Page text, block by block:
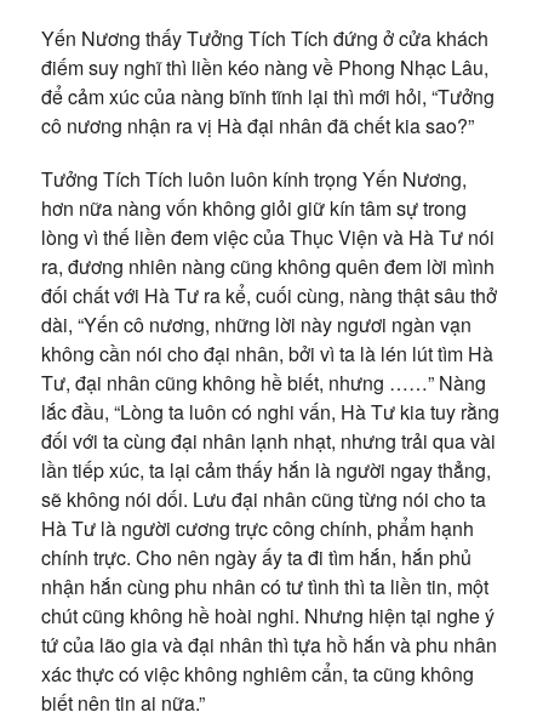
Yến Nương thấy Tưởng Tích Tích đứng ở cửa khách
điếm suy nghĩ thì liền kéo nàng về Phong Nhạc Lâu,
để cảm xúc của nàng bĩnh tĩnh lại thì mới hỏi, “Tưởng
cô nương nhận ra vị Hà đại nhân đã chết kia sao?”
Tưởng Tích Tích luôn luôn kính trọng Yến Nương,
hơn nữa nàng vốn không giỏi giữ kín tâm sự trong
lòng vì thế liền đem việc của Thục Viện và Hà Tư nói
ra, đương nhiên nàng cũng không quên đem lời mình
đối chất với Hà Tư ra kể, cuối cùng, nàng thật sâu thở
dài, “Yến cô nương, những lời này ngươi ngàn vạn
không cần nói cho đại nhân, bởi vì ta là lén lút tìm Hà
Tư, đại nhân cũng không hề biết, nhưng ……” Nàng
lắc đầu, “Lòng ta luôn có nghi vấn, Hà Tư kia tuy rằng
đối với ta cùng đại nhân lạnh nhạt, nhưng trải qua vài
lần tiếp xúc, ta lại cảm thấy hắn là người ngay thẳng,
sẽ không nói dối. Lưu đại nhân cũng từng nói cho ta
Hà Tư là người cương trực công chính, phẩm hạnh
chính trực. Cho nên ngày ấy ta đi tìm hắn, hắn phủ
nhận hắn cùng phu nhân có tư tình thì ta liền tin, một
chút cũng không hề hoài nghi. Nhưng hiện tại nghe ý
tứ của lão gia và đại nhân thì tựa hồ hắn và phu nhân
xác thực có việc không nghiêm cẩn, ta cũng không
biết nên tin ai nữa.”